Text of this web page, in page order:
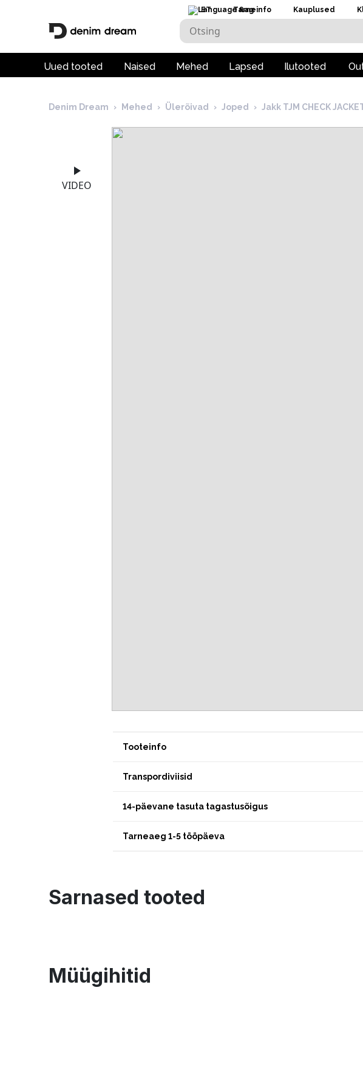
ET Tarneinfo Kauplused
Uued tooted Naised Mehed Lapsed Ilutooted
Denim Dream › Mehed › Ülerõivad › Joped › Jakk TJM CHECK
VIDEO
Tooteinfo
Transpordiviisid
14-päevane tasuta tagastusõigus
Tarneaeg 1-5 tööpäeva
Sarnased tooted
Müügihitid